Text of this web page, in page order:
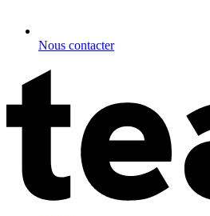
Nous contacter